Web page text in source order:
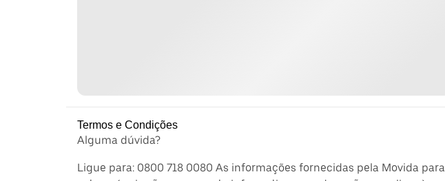
Termos e Condições
Alguma dúvida?
Ligue para: 0800 718 0080 As informações fornecidas pela Movida para